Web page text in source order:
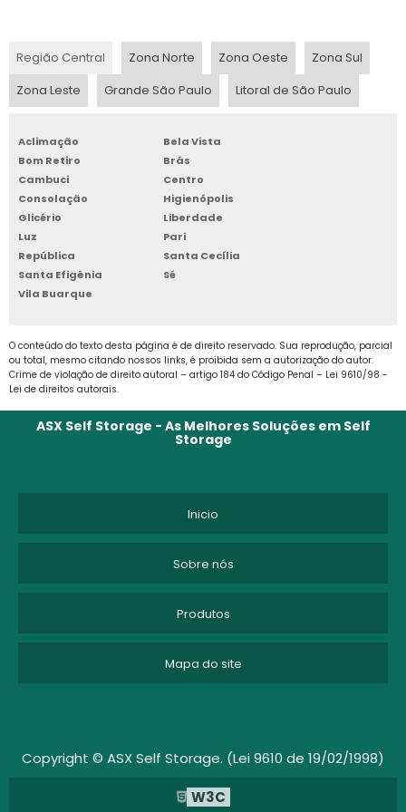
Para encontrar um bom deposito de moveis
são paulo, é preciso procurar por empresas
de Self Storage existentes em sua região. Em
ganhando popularidade no Brasil, e muitas
pessoas já estão usando os serviços. Uma
dica é procurar pela internet as empresas de
Self Storage e fazer uma pesquisa sobre o que
os usuários estão comentando em suas redes
sociais. Procure sempre empresas respeitadas
e que vão garantir a total segurança de seus
bens mais preciosos.
BOX DE ARMAZENAGEM
BOX GUARDA TUDO
BOX PARA ALUGAR
BOX PARA GUARDAR
BOX PARA GUARDAR MÓVEIS
BOX SELF STORAGE
CUSTO ARMAZENAGEM ESTOQUE
DEPOSITO DE MOVEIS SÃO PAULO
DEPÓSITO PARA GUARDAR MÓVEIS
EMPRESA DE GUARDA VOLUMES
Região Central Zona Norte Zona Oeste
Zona Sul
Zona Leste
Grande São Paulo Litoral de São Paulo
Aclimação
Bela Vista
Bom Retiro
Brás
Cambuci
Centro
Consolação
Higienópolis
Glicério
Liberdade
Luz
Pari
República
Santa Cecília
Santa Efigênia
Sé
Vila Buarque
O conteúdo do texto desta página é de direito reservado. Sua reprodução, parcial
ou total, mesmo citando nossos links, é proibida sem a autorização do autor.
Crime de violação de direito autoral – artigo 184 do Código Penal – Lei 9610/98 -
Lei de direitos autorais.
ASX Self Storage - As Melhores Soluções em Self
Storage
Inicio
Sobre nós
Produtos
Mapa do site
Copyright © ASX Self Storage. (Lei 9610 de 19/02/1998)
W3C